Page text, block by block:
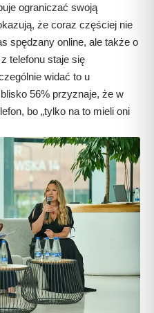
ograniczać swoją
że coraz częściej nie
spędzany online, ale także o
telefonu staje się
widać to u
56% przyznaje, że w
bo „tylko na to mieli oni